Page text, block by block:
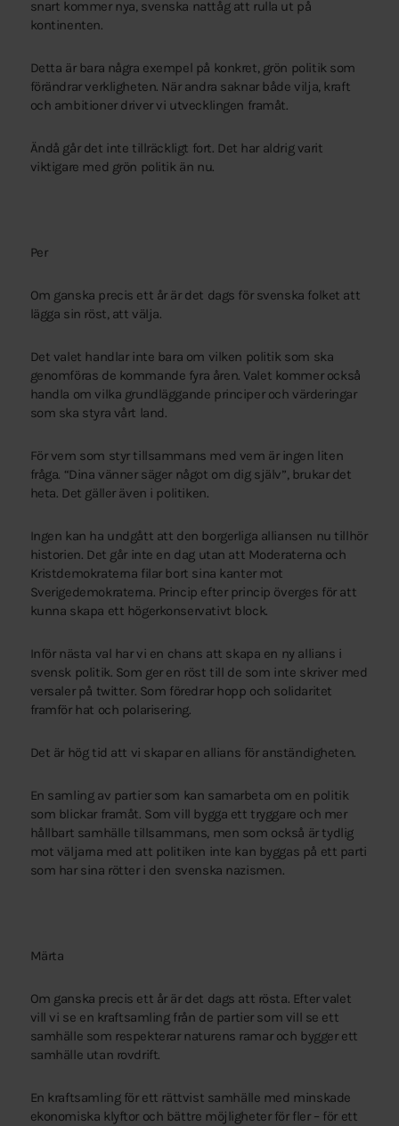
snart kommer nya, svenska nattåg att rulla ut på
kontinenten.
Detta är bara några exempel på konkret, grön politik som
förändrar verkligheten. När andra saknar både vilja, kraft
och ambitioner driver vi utvecklingen framåt.
Ändå går det inte tillräckligt fort. Det har aldrig varit
viktigare med grön politik än nu.
Per
Om ganska precis ett år är det dags för svenska folket att
lägga sin röst, att välja.
Det valet handlar inte bara om vilken politik som ska
genomföras de kommande fyra åren. Valet kommer också
handla om vilka grundläggande principer och värderingar
som ska styra vårt land.
För vem som styr tillsammans med vem är ingen liten
fråga. “Dina vänner säger något om dig själv”, brukar det
heta. Det gäller även i politiken.
Ingen kan ha undgått att den borgerliga alliansen nu tillhör
historien. Det går inte en dag utan att Moderaterna och
Kristdemokraterna filar bort sina kanter mot
Sverigedemokraterna. Princip efter princip överges för att
kunna skapa ett högerkonservativt block.
Inför nästa val har vi en chans att skapa en ny allians i
svensk politik. Som ger en röst till de som inte skriver med
versaler på twitter. Som föredrar hopp och solidaritet
framför hat och polarisering.
Det är hög tid att vi skapar en allians för anständigheten.
En samling av partier som kan samarbeta om en politik
som blickar framåt. Som vill bygga ett tryggare och mer
hållbart samhälle tillsammans, men som också är tydlig
mot väljarna med att politiken inte kan byggas på ett parti
som har sina rötter i den svenska nazismen.
Märta
Om ganska precis ett år är det dags att rösta. Efter valet
vill vi se en kraftsamling från de partier som vill se ett
samhälle som respekterar naturens ramar och bygger ett
samhälle utan rovdrift.
En kraftsamling för ett rättvist samhälle med minskade
ekonomiska klyftor och bättre möjligheter för fler – för ett